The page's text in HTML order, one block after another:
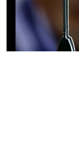
профилактические